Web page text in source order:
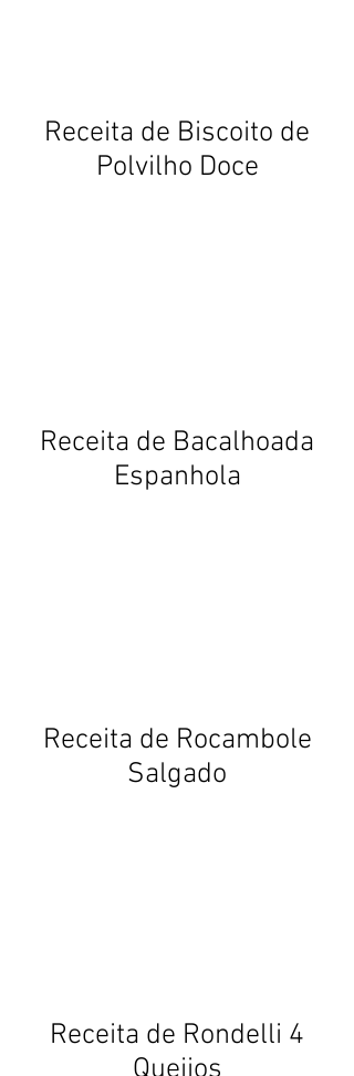
Receita de Biscoito de
Polvilho Doce
Receita de Bacalhoada
Espanhola
Receita de Rocambole
Salgado
Receita de Rondelli 4